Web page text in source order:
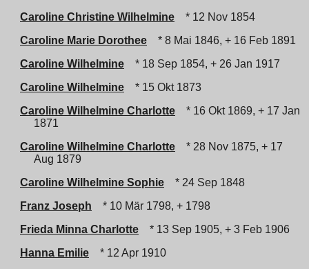
Caroline Christine Wilhelmine
* 12 Nov 1854
Caroline Marie Dorothee
* 8 Mai 1846, + 16 Feb 1891
Caroline Wilhelmine
* 18 Sep 1854, + 26 Jan 1917
Caroline Wilhelmine
* 15 Okt 1873
Caroline Wilhelmine Charlotte
* 16 Okt 1869, + 17 Jan
1871
Caroline Wilhelmine Charlotte
* 28 Nov 1875, + 17
Aug 1879
Caroline Wilhelmine Sophie
* 24 Sep 1848
Franz Joseph
* 10 Mär 1798, + 1798
Frieda Minna Charlotte
* 13 Sep 1905, + 3 Feb 1906
Hanna Emilie
* 12 Apr 1910